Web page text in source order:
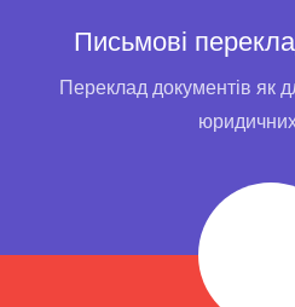
Письмові
Переклад документів як